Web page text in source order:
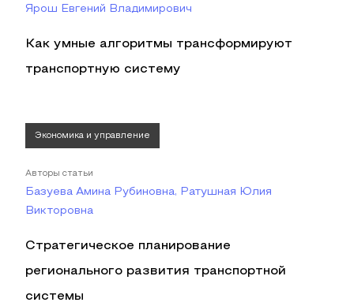
Ярош Евгений Владимирович
Как умные алгоритмы трансформируют
транспортную систему
Экономика и управление
Авторы статьи
Базуева Амина Рубиновна, Ратушная Юлия
Викторовна
Стратегическое планирование
регионального развития транспортной
системы